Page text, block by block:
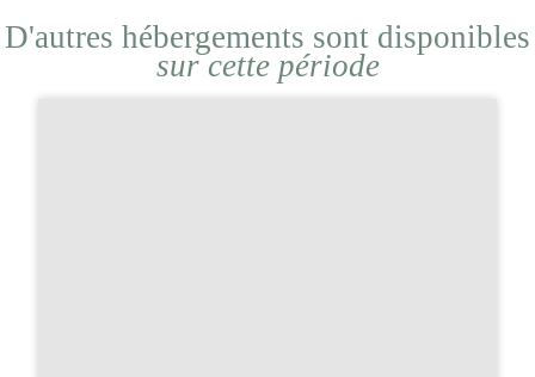
D'autres hébergements sont disponibles
sur cette période